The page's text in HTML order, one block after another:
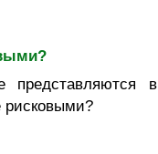
представляются в
рисковыми?